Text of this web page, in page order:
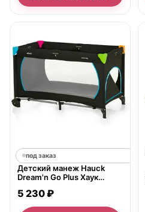
под заказ
Детский манеж Hauck
Dream'n Go Plus Хаук
5 230 ₽